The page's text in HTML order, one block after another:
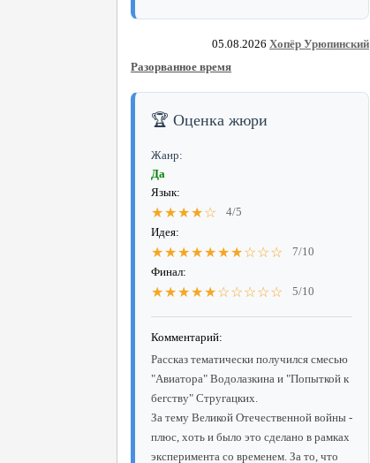
05.08.2026 Хопёр Урюпинский
Разорванное время
🏆 Оценка жюри
Жанр:
Да
Язык:
★★★★☆
4/5
Идея:
★★★★★★★☆☆☆
7/10
Финал:
★★★★★☆☆☆☆☆ 5/10
Комментарий:
Рассказ тематически получился смесью
"Авиатора" Водолазкина и "Попыткой к
бегству" Стругацких.
За тему Великой Отечественной войны -
плюс, хоть и было это сделано в рамках
эксперимента со временем. За то, что